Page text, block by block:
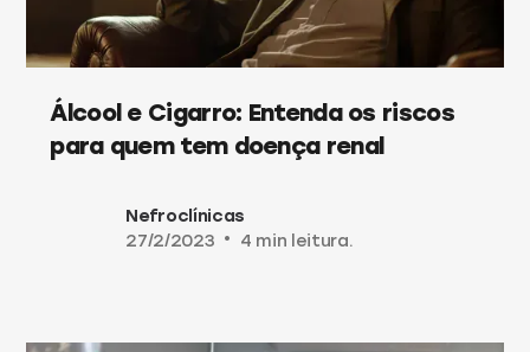
Álcool e Cigarro: Entenda os riscos
para quem tem doença renal
Nefroclínicas
27/2/2023
• 4 min leitura.